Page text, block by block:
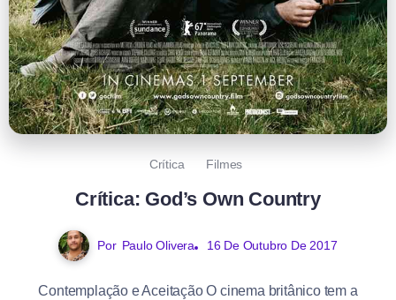
Crítica Filmes
Crítica: God’s Own Country
Por Paulo Olivera 16 De Outubro De 2017
Contemplação e Aceitação O cinema britânico tem a